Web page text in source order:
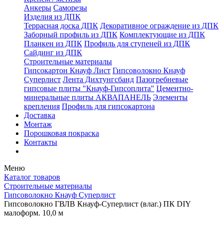
Анкеры Саморезы
Изделия из ДПК
Террасная доска ДПК Декоративное ограждение из ДПК
Заборный профиль из ДПК Комплектующие из ДПК
Планкен из ДПК Профиль для ступеней из ДПК
Сайдинг из ДПК
Строительные материалы
Гипсокартон Кнауф Лист Гипсоволокно Кнауф
Суперлист Лента Дихтунгсбанд Пазогребневые
гипсовые плиты "Кнауф-Гипсоплита" Цементно-
минеральные плиты АКВАПАНЕЛЬ Элементы
крепления Профиль для гипсокартона
Доставка
Монтаж
Порошковая покраска
Контакты
Меню
Каталог товаров
Строительные материалы
Гипсоволокно Кнауф Суперлист
Гипсоволокно ГВЛВ Кнауф-Суперлист (влаг.) ПК DIY
малоформ. 10,0 м